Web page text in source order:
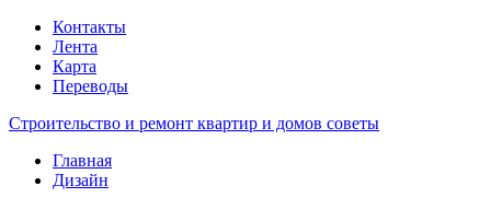
Контакты
Лента
Карта
Переводы
Строительство и ремонт квартир и домов советы
Главная
Дизайн